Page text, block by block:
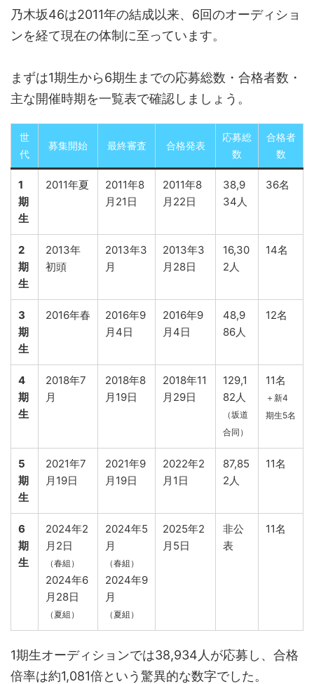
乃木坂46は2011年の結成以来、6回のオーディショ
ンを経て現在の体制に至っています。
まずは1期生から6期生までの応募総数・合格者数・
主な開催時期を一覧表で確認しましょう。
世
代
募集開始 最終審査 合格発表
応募総
数
合格者
数
1
期
生
2011年夏
2011年8
月21日
2011年8
月22日
38,9
34人
36名
2
期
生
2013年
初頭
2013年3
月
2013年3
月28日
16,30
2人
14名
3
期
生
2016年春
2016年9
月4日
2016年9
月4日
48,9
86人
12名
4
期
生
2018年7
月
2018年8
月19日
2018年11
月29日
129,1
82人
（坂道
合同）
11名
＋新4
期生5名
5
期
生
2021年7
月19日
2021年9
月19日
2022年2
月1日
87,85
2人
11名
6
期
生
2024年2
月2日
（春組）
2024年6
月28日
（夏組）
2024年5
月
（春組）
2024年9
月
（夏組）
2025年2
月5日
非公
表
11名
1期生オーディションでは38,934人が応募し、合格
倍率は約1,081倍という驚異的な数字でした。